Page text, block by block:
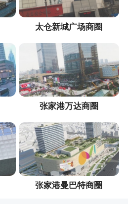
太仓新城广场商圈
张家港万达商圈
张家港曼巴特商圈